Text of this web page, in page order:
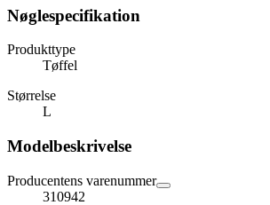
Nøglespecifikation
Produkttype
Tøffel
Størrelse
L
Modelbeskrivelse
Producentens varenummer
310942